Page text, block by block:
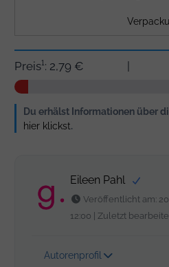
Preis¹: 2,79 € |
Du erhälst Informationen über
hier klickst.
Eileen Pahl
Veröffentlicht am:
12:00 | Zuletzt
Autorenprofil